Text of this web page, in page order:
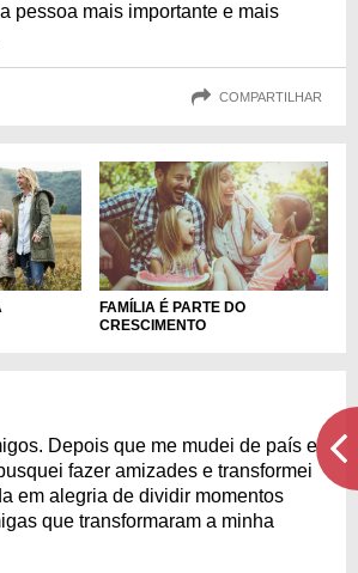
pessoa mais importante e mais
COMPARTILHAR
FAMÍLIA É PARTE DO
CRESCIMENTO
Depois que me mudei de país e
fazer amizades e transformei
em alegria de dividir momentos
que transformaram a minha